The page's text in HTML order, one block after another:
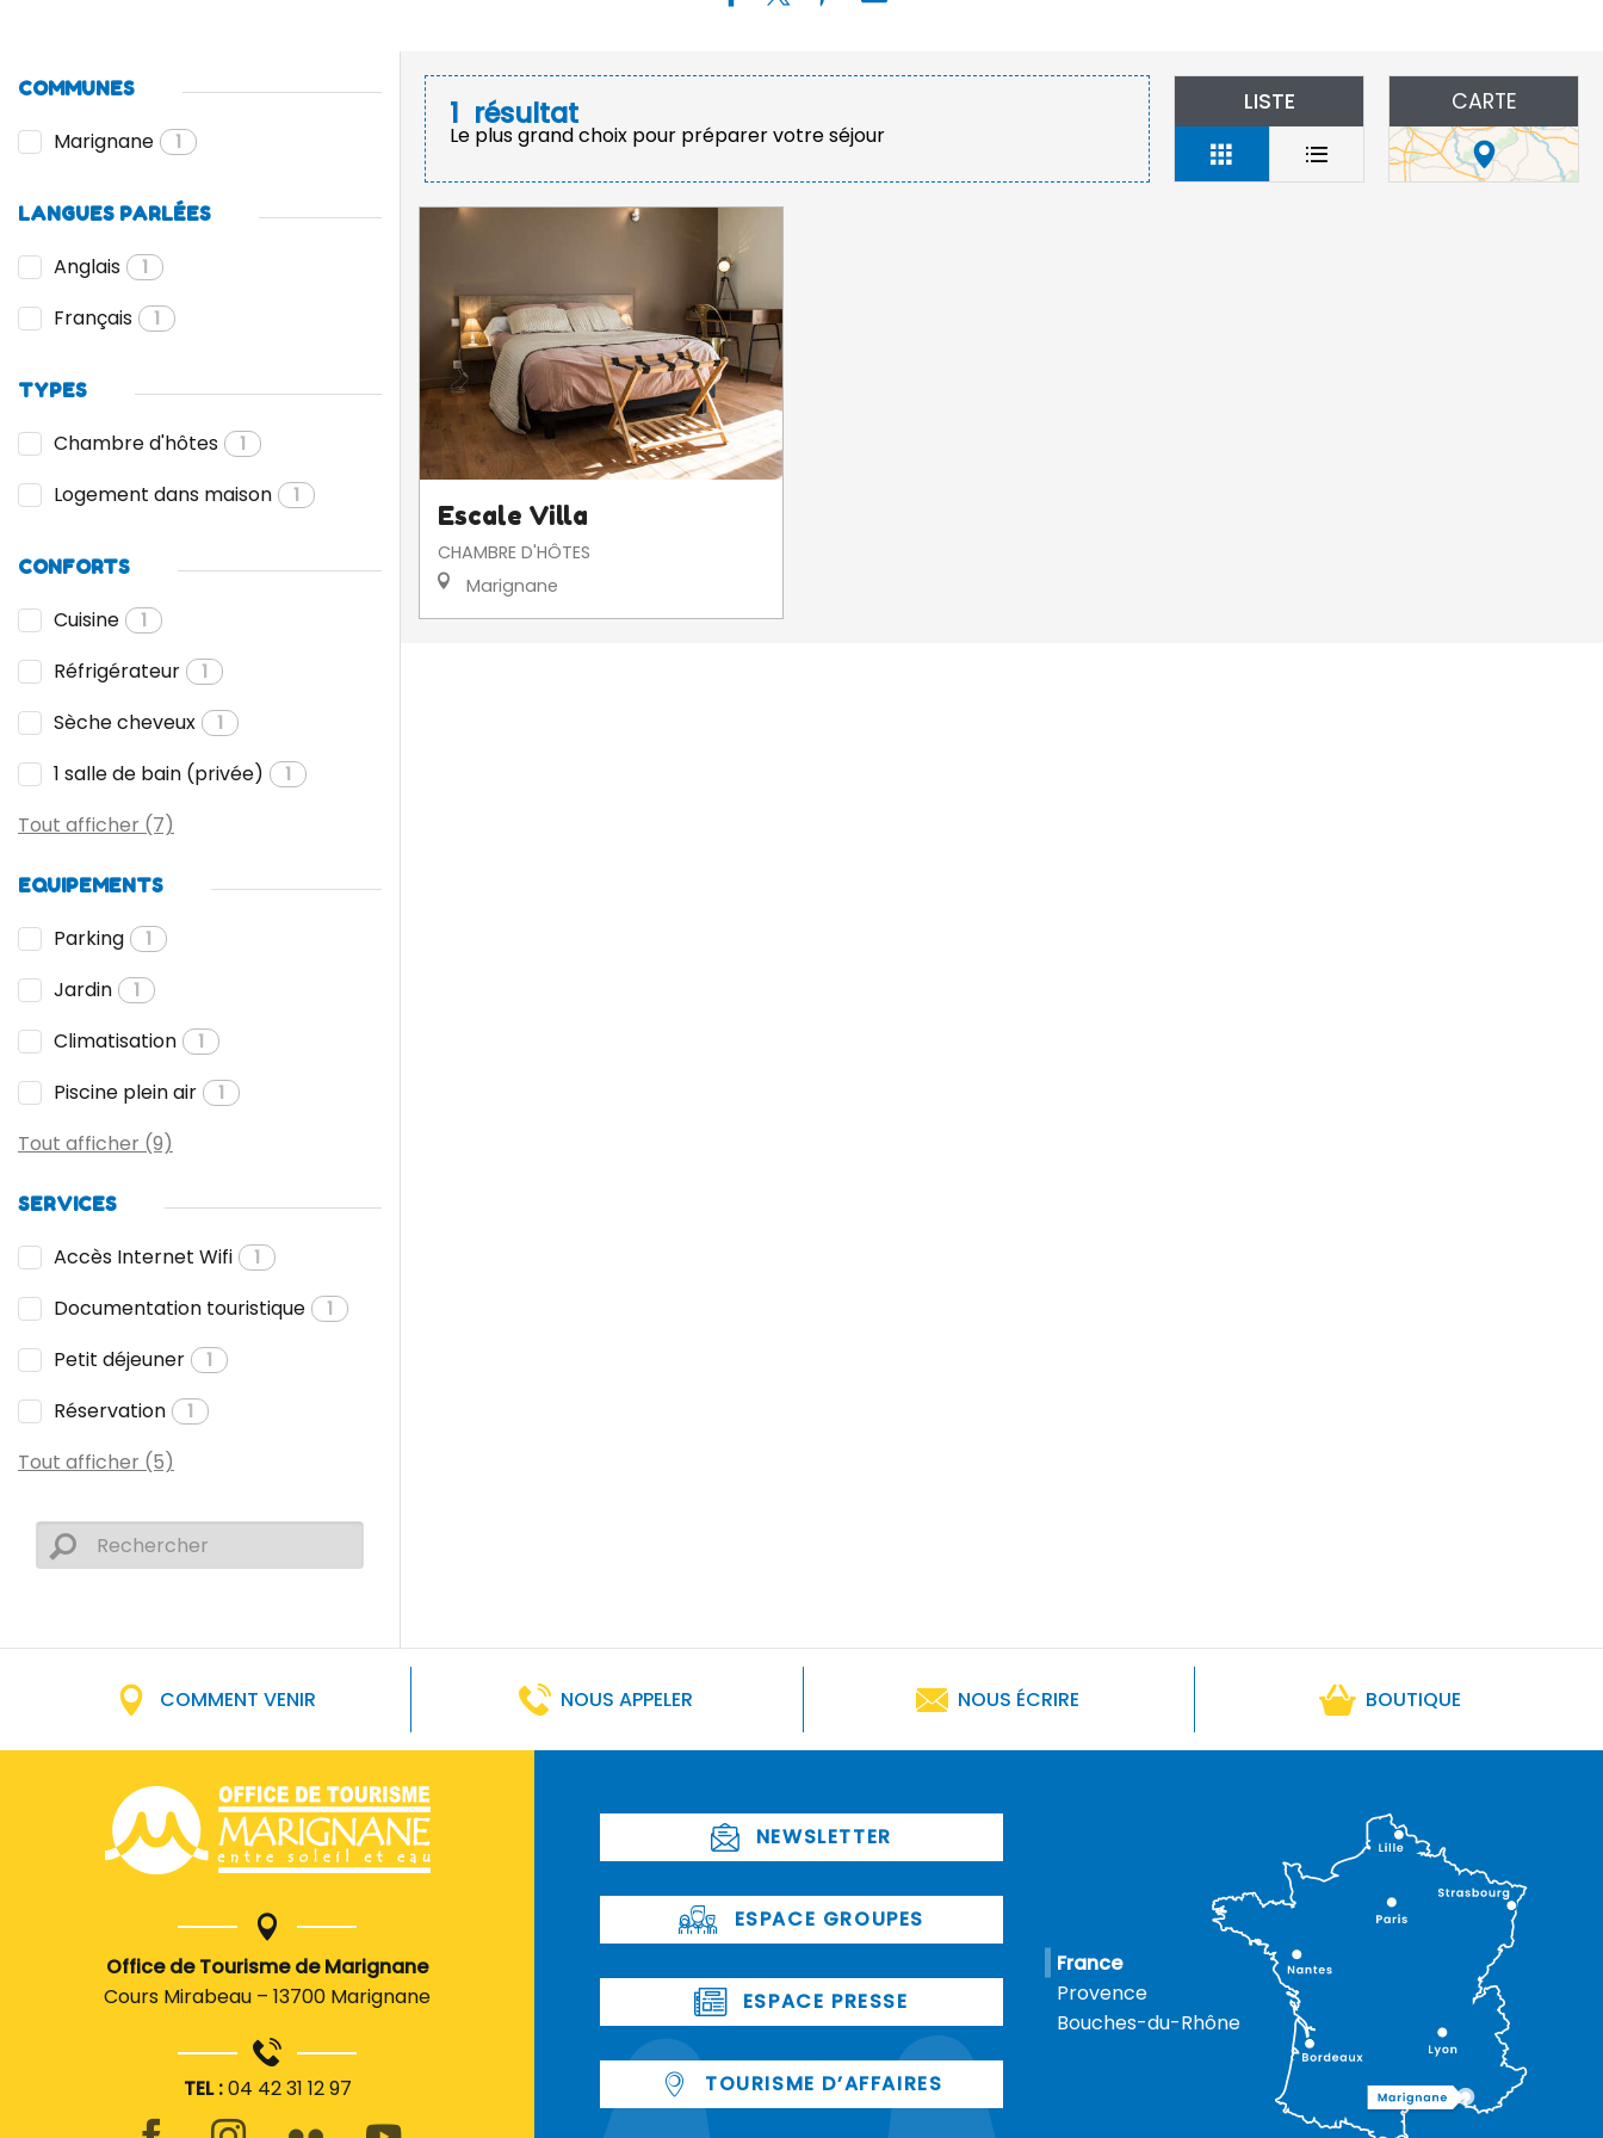
COMMUNES
Marignane 1
LANGUES PARLÉES
Anglais 1
Français 1
TYPES
Chambre d'hôtes 1
Logement dans maison 1
CONFORTS
Cuisine 1
Réfrigérateur 1
Sèche cheveux 1
1 salle de bain (privée) 1
Tout afficher (7)
EQUIPEMENTS
Parking 1
Jardin 1
Climatisation 1
Piscine plein air 1
Tout afficher (9)
SERVICES
Accès Internet Wifi 1
Documentation touristique 1
Petit déjeuner 1
Réservation 1
Tout afficher (5)
1 résultat
Le plus grand choix pour préparer votre séjour
LISTE CARTE
Escale Villa
CHAMBRE D'HÔTES
Marignane
COMMENT VENIR NOUS APPELER NOUS ÉCRIRE BOUTIQUE
Office de Tourisme de Marignane
Cours Mirabeau – 13700 Marignane
TEL :04 42 31 12 97
NEWSLETTER
ESPACE GROUPES
ESPACE PRESSE
TOURISME D’AFFAIRES
France
Provence
Bouches-du-Rhône